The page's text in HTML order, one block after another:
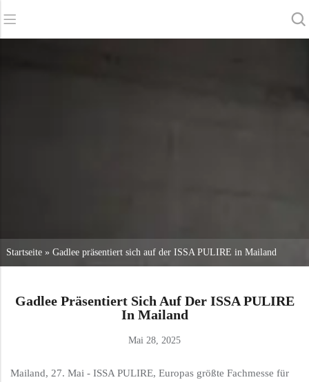
Startseite» Gadlee präsentiert sich auf der ISSA PULIRE in Mailand
Gadlee Präsentiert Sich Auf Der ISSA PULIRE
In Mailand
Mai 28, 2025
Mailand, 27. Mai - ISSA PULIRE, Europas größte Fachmesse für